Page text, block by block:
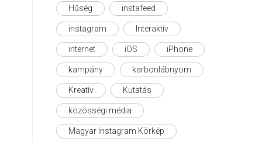
Hűség instafeed
instagram Interaktív
internet iOS iPhone
kampány karbonlábnyom
Kreatív Kutatás
közösségi média
Magyar Instagram Körkép